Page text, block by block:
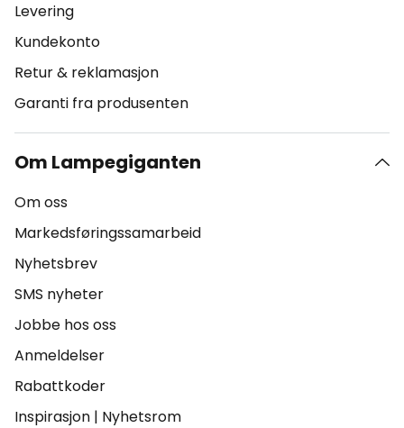
Levering
Kundekonto
Retur & reklamasjon
Garanti fra produsenten
Om Lampegiganten
Om oss
Markedsføringssamarbeid
Nyhetsbrev
SMS nyheter
Jobbe hos oss
Anmeldelser
Rabattkoder
Inspirasjon | Nyhetsrom